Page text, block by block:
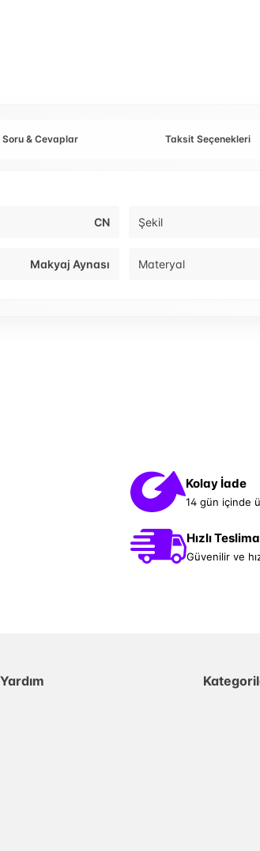
Soru & Cevaplar Taksit Seçenekleri
CN Şekil
Makyaj Aynası Materyal
Kolay İade
14 gün içinde
Hızlı
Güvenilir ve
Yardım